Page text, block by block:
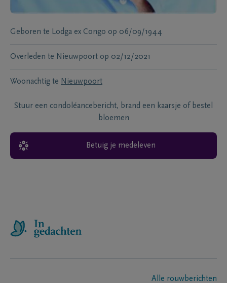
Geboren te Lodga ex Congo op 06/09/1944
Overleden te Nieuwpoort op 02/12/2021
Woonachtig te Nieuwpoort
Stuur een condoléancebericht, brand een kaarsje of bestel
bloemen
Betuig je medeleven
Alle rouwberichten